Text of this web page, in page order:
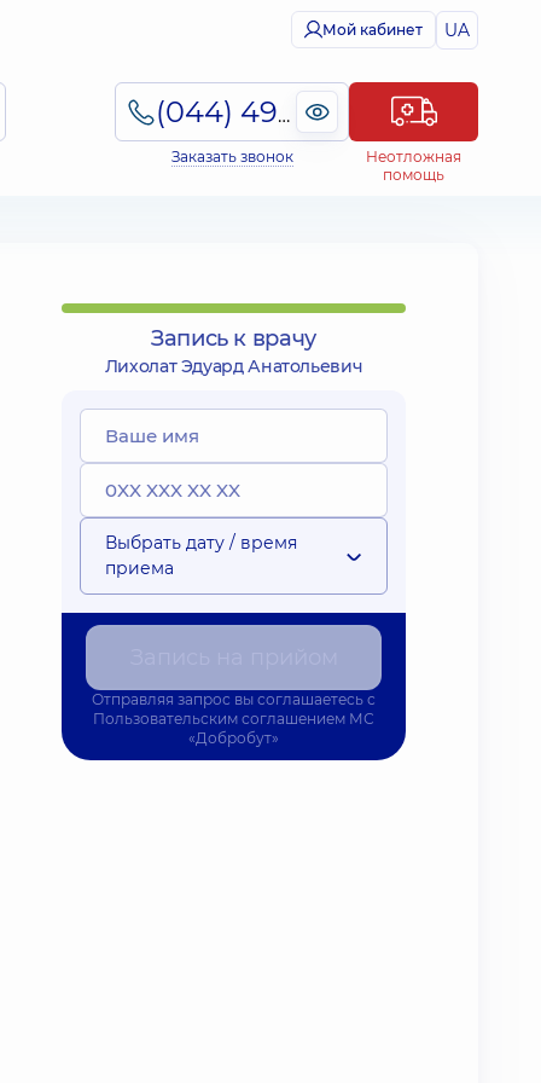
Мой кабинет UA
(044) 495-2-888
Заказать звонок
Неотложная
помощь
Запись к врачу
Лихолат Эдуард Анатольевич
Выбрать дату / время
приема
Отправляя запрос вы соглашаетесь с
Пользовательским соглашением МС
«Добробут»